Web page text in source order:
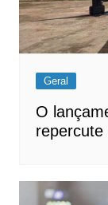
Geral
O
repercute